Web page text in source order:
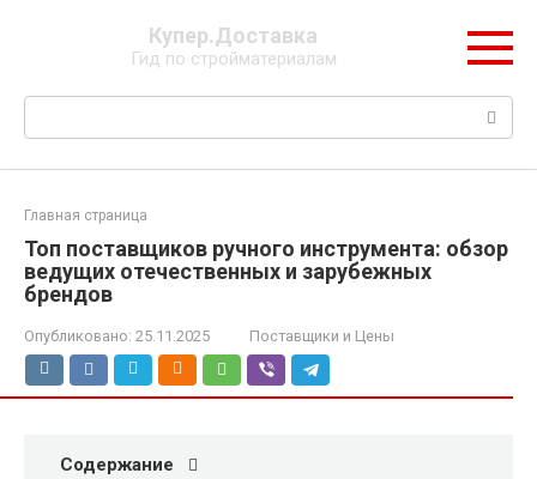
Купер.Доставка
Гид по стройматериалам
Поиск:
Главная страница
Топ поставщиков ручного инструмента: обзор
ведущих отечественных и зарубежных
брендов
Опубликовано: 25.11.2025 Поставщики и Цены
Содержание